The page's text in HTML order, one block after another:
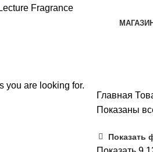
Главная
Показаны
Показать
you are looking for.